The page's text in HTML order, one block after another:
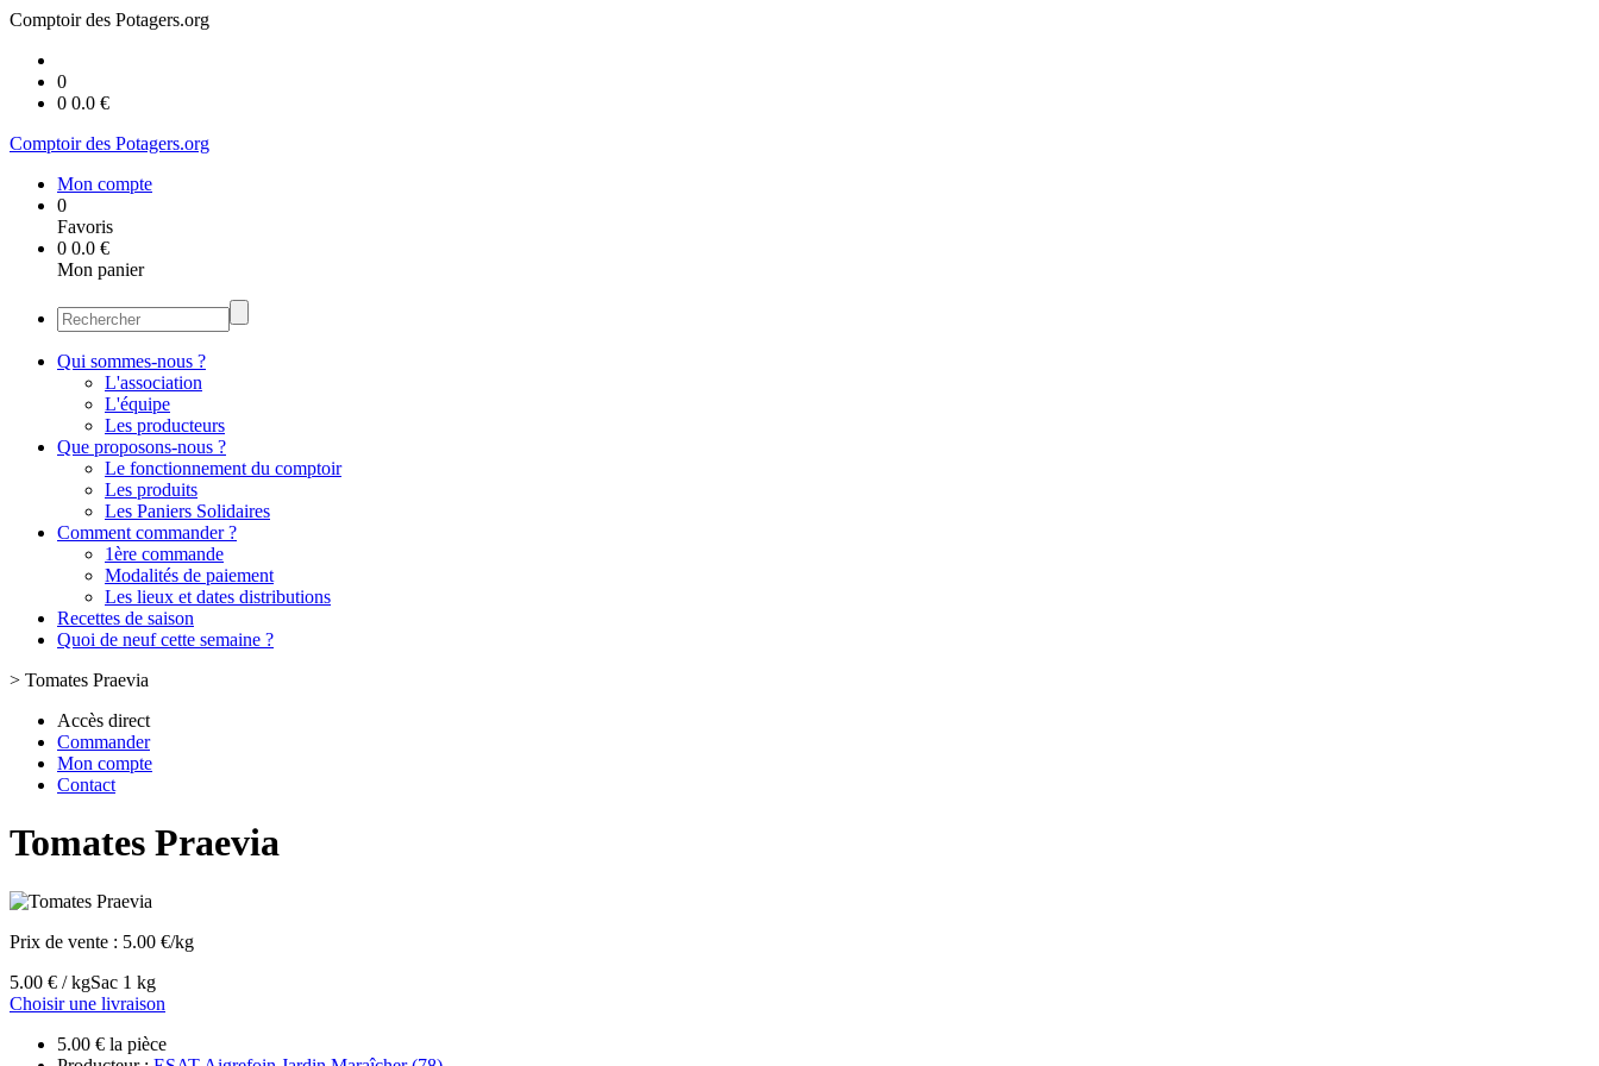
Comptoir des Potagers.org
0
0 0.0 €
Comptoir des Potagers.org
Mon compte
0
Favoris
0 0.0 €
Mon panier
Qui sommes-nous ?
L'association
L'équipe
Les producteurs
Que proposons-nous ?
Le fonctionnement du comptoir
Les produits
Les Paniers Solidaires
Comment commander ?
1ère commande
Modalités de paiement
Les lieux et dates distributions
Recettes de saison
Quoi de neuf cette semaine ?
> Tomates Praevia
Accès direct
Commander
Mon compte
Contact
Tomates Praevia
Prix de vente : 5.00 €/kg
5.00 € / kgSac 1 kg
Choisir une livraison
5.00 € la pièce